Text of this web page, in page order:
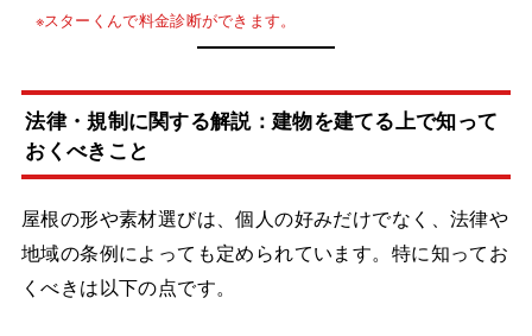
法律・規制に関する解説：建物を建てる上で知って
おくべきこと
屋根の形や素材選びは、個人の好みだけでなく、法律や
地域の条例によっても定められています。特に知ってお
くべきは以下の点です。